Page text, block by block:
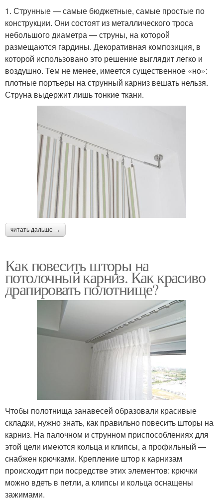
1. Струнные — самые бюджетные, самые простые по
конструкции. Они состоят из металлического троса
небольшого диаметра — струны, на которой
размещаются гардины. Декоративная композиция, в
которой использовано это решение выглядит легко и
воздушно. Тем не менее, имеется существенное «но»:
плотные портьеры на струнный карниз вешать нельзя.
Струна выдержит лишь тонкие ткани.
читать дальше →
Как повесить шторы на
потолочный карниз. Как красиво
драпировать полотнище?
Чтобы полотнища занавесей образовали красивые
складки, нужно знать, как правильно повесить шторы на
карниз. На палочном и струнном приспособлениях для
этой цели имеются кольца и клипсы, а профильный —
снабжен крючками. Крепление штор к карнизам
происходит при посредстве этих элементов: крючки
можно вдеть в петли, а клипсы и кольца оснащены
зажимами.